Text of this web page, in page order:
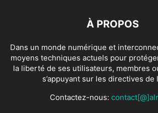
À PROPOS
Dans un monde numérique et
moyens techniques actuels pour
la liberté de ses utilisateurs, membres
s’appuyant sur les directives de
Contactez-nous: